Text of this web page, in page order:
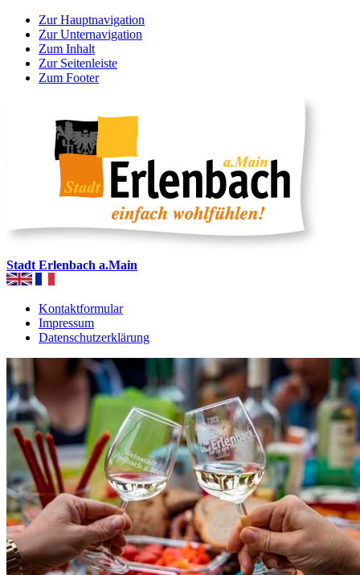
Zur Hauptnavigation
Zur Unternavigation
Zum Inhalt
Zur Seitenleiste
Zum Footer
Stadt Erlenbach a.Main
Kontaktformular
Impressum
Datenschutzerklärung